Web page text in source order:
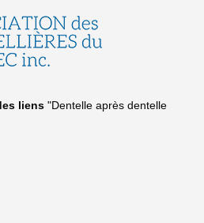
liens "Dentelle après dentelle